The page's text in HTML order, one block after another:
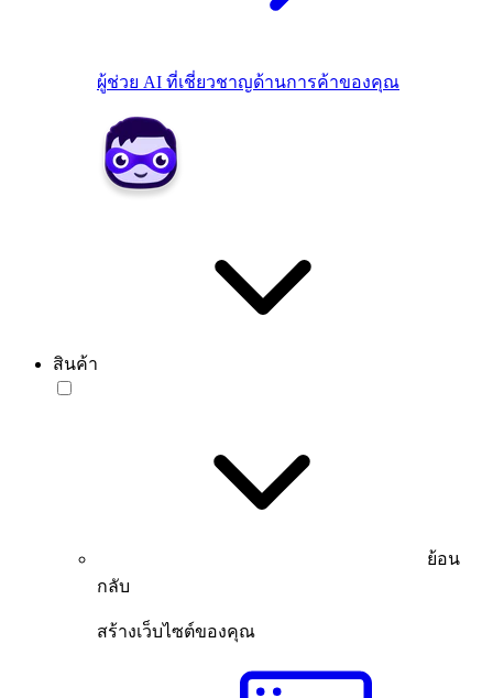
ผู้ช่วย AI ที่เชี่ยวชาญด้านการค้าของคุณ
สินค้า
ย้อน
กลับ
สร้างเว็บไซต์ของคุณ